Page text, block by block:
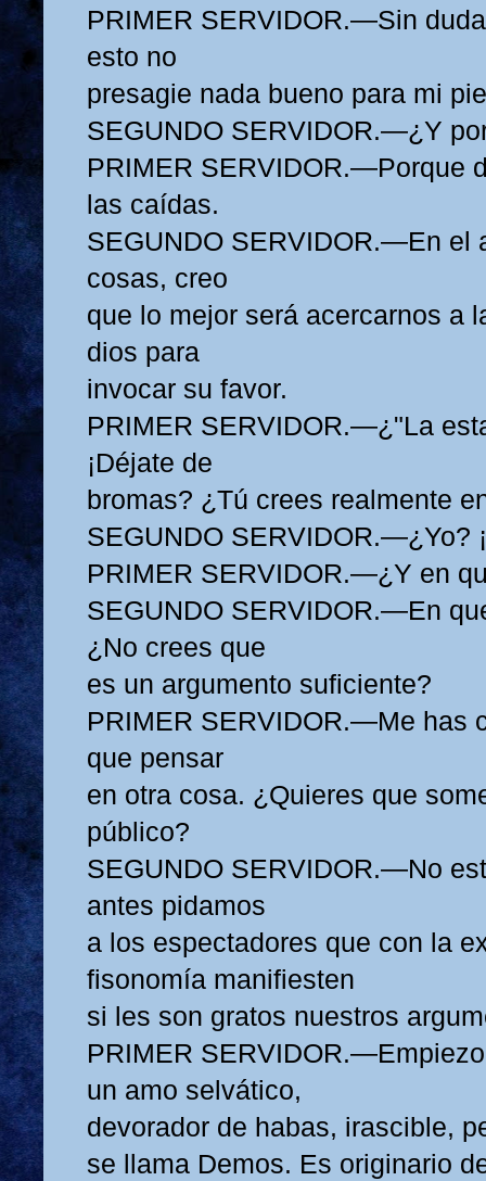
PRIMER SERVIDOR.—Sin
esto no
presagie nada bueno para mi
SEGUNDO SERVIDOR.—¿Y
PRIMER SERVIDOR.—Porque
las caídas.
SEGUNDO SERVIDOR.—En el
cosas, creo
que lo mejor será acercarnos a
dios para
invocar su favor.
PRIMER SERVIDOR.—¿"La
¡Déjate de
bromas? ¿Tú crees realmente
SEGUNDO SERVIDOR.—¿Yo?
PRIMER SERVIDOR.—¿Y en
SEGUNDO SERVIDOR.—En
¿No crees que
es un argumento suficiente?
PRIMER SERVIDOR.—Me has
que pensar
en otra cosa. ¿Quieres que
público?
SEGUNDO SERVIDOR.—No
antes pidamos
a los espectadores que con la
fisonomía manifiesten
si les son gratos nuestros
PRIMER
un amo selvático,
devorador de habas, irascible,
se llama Demos. Es originario